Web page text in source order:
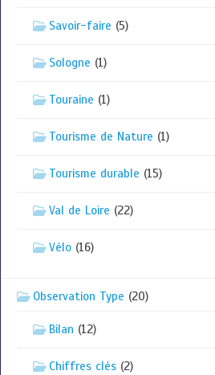
Savoir-faire (5)
Sologne (1)
Touraine (1)
Tourisme de Nature (1)
Tourisme durable (15)
Val de Loire (22)
Vélo (16)
Observation Type (20)
Bilan (12)
Chiffres clés (2)